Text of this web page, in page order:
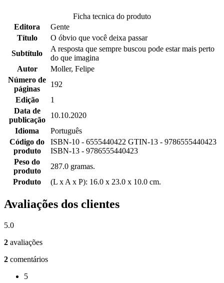
Ficha tecnica do produto
Editora
Gente
Título
O óbvio que você deixa passar
Subtítulo
A resposta que sempre buscou pode estar mais perto
do que imagina
Autor
Moller, Felipe
Número de
páginas
192
Edição
1
Data de
publicação
10.10.2020
Idioma
Português
Código do
produto
ISBN-10 - 6555440422 GTIN-13 - 9786555440423
ISBN-13 - 9786555440423
Peso do
produto
287.0 gramas.
Produto
(L x A x P): 16.0 x 23.0 x 10.0 cm.
Avaliações dos clientes
5.0
2 avaliações
2 comentários
5